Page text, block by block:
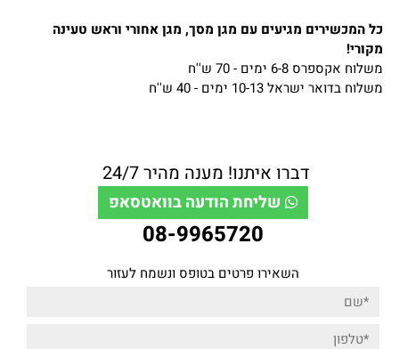
כל המכשירים מגיעים עם מגן מסך, מגן אחורי וראש טעינה
מקורי!
משלוח אקספרס 6-8 ימים - 70 ש''ח
משלוח בדואר ישראל 10-13 ימים - 40 ש''ח
דברו איתנו! מענה מהיר 24/7
שליחת הודעה בוואטסאפ
08-9965720
השאירו פרטים בטופס ונשמח לעזור